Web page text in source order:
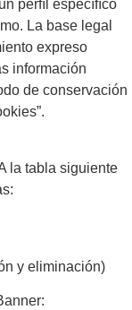
perﬁl especíﬁco
La base legal
expreso
información
de conservación
la tabla siguiente
y eliminación)